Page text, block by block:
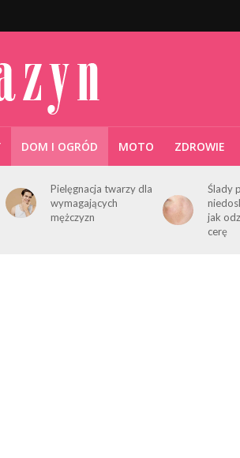
DOM I OGRÓD MOTO ZDROWIE
Pielęgnacja twarzy dla
wymagających
mężczyzn
Ślady
jak
cerę